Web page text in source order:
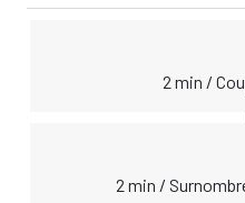
2 min /
2 min /